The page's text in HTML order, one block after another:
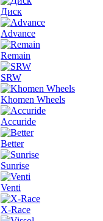
Диск
Advance
Remain
SRW
Khomen Wheels
Accuride
Better
Sunrise
Venti
X-Race